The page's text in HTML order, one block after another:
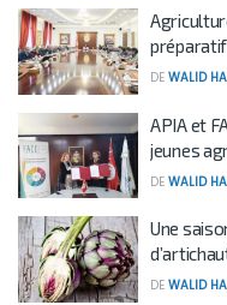
DE WALID
APIA et
jeunes
DE WALID
Une
DE WALID